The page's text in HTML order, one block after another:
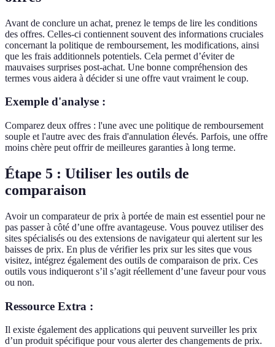
Avant de conclure un achat, prenez le temps de lire les conditions
des offres. Celles-ci contiennent souvent des informations cruciales
concernant la politique de remboursement, les modifications, ainsi
que les frais additionnels potentiels. Cela permet d’éviter de
mauvaises surprises post-achat. Une bonne compréhension des
termes vous aidera à décider si une offre vaut vraiment le coup.
Exemple d'analyse :
Comparez deux offres : l'une avec une politique de remboursement
souple et l'autre avec des frais d'annulation élevés. Parfois, une offre
moins chère peut offrir de meilleures garanties à long terme.
Étape 5 : Utiliser les outils de
comparaison
Avoir un comparateur de prix à portée de main est essentiel pour ne
pas passer à côté d’une offre avantageuse. Vous pouvez utiliser des
sites spécialisés ou des extensions de navigateur qui alertent sur les
baisses de prix. En plus de vérifier les prix sur les sites que vous
visitez, intégrez également des outils de comparaison de prix. Ces
outils vous indiqueront s’il s’agit réellement d’une faveur pour vous
ou non.
Ressource Extra :
Il existe également des applications qui peuvent surveiller les prix
d’un produit spécifique pour vous alerter des changements de prix.